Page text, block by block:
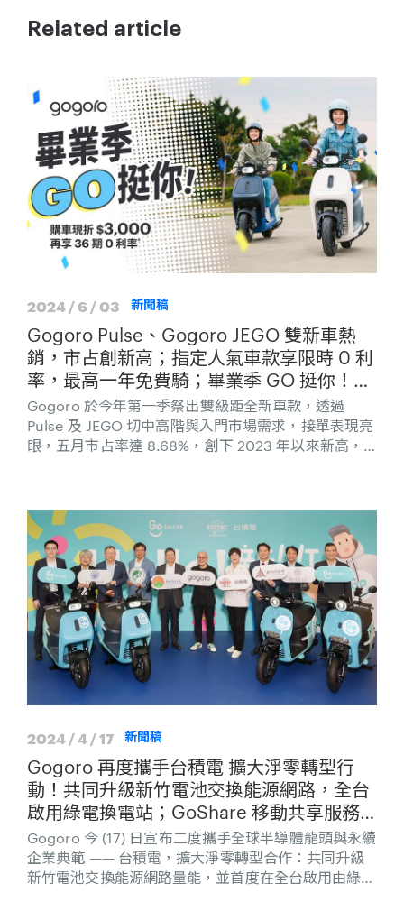
Related article
2024 / 6 / 03 新聞稿
Gogoro Pulse、Gogoro JEGO 雙新車熱
銷，市占創新高；指定人氣車款享限時 0 利
率，最高一年免費騎；畢業季 GO 挺你！學
生購車加碼現折 $3,000
Gogoro 於今年第一季祭出雙級距全新車款，透過
Pulse 及 JEGO 切中高階與入門市場需求，接單表現亮
眼，五月市占率達 8.68%，創下 2023 年以來新高，
輛，不僅是五月電動機車銷售冠軍，更搶進全機車市場
領牌數前五強。Gogoro Pulse 訂單累積近 2,500 張，
將於近期開始交車。
2024 / 4 / 17 新聞稿
Gogoro 再度攜手台積電 擴大淨零轉型行
動！共同升級新竹電池交換能源網路，全台
啟用綠電換電站；GoShare 移動共享服務
進駐新竹，導入最新 Gogoro JEGO 車款
Gogoro 今 (17) 日宣布二度攜手全球半導體龍頭與永續
企業典範 —— 台積電，擴大淨零轉型合作：共同升級
新竹電池交換能源網路量能，並首度在全台啟用由綠電